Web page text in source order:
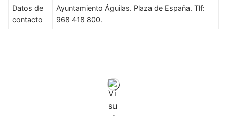
Datos de
contacto
Ayuntamiento Águilas. Plaza de España. Tlf:
968 418 800.